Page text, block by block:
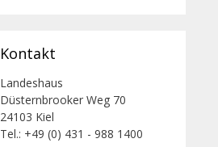
Kontakt
Landeshaus
Düsternbrooker Weg 70
24103 Kiel
Tel.: +49 (0) 431 - 988 1400